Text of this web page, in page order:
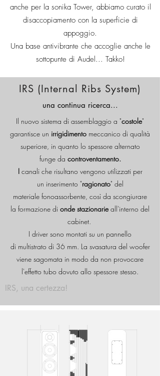
anche per la sonika Tower, abbiamo curato il
disaccopiamento con la superficie di
appoggio.
Una base antivibrante che accoglie anche le
sottopunte di Audel... Takko!
IRS (Internal Ribs System)
una continua ricerca...
Il nuovo sistema di assemblaggio a "costole"
garantisce un irrigidimento meccanico di qualità
superiore, in quanto lo spessore alternato
funge da controventamento.
Icanali che risultano vengono utilizzati per
un inserimento "ragionato" del
materiale fonoassorbente, così da scongiurare
la formazione di onde stazionarieall'interno del
cabinet.
I driver sono montati su un pannello
di multistrato di 36 mm. La svasatura del woofer
viene sagomata in modo da non provocare
l'effetto tubo dovuto allo spessore stesso.
IRS, una certezza!